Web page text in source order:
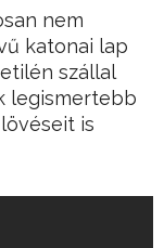
nem
katonai lap
szállal
legismertebb
is